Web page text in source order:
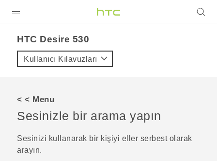
VIVE
VIVERSE
DESTEK
HTC Desire 530‎
Kullanıcı Kılavuzları
< < Menu
Sesinizle bir arama yapın
Sesinizi kullanarak bir kişiyi eller serbest olarak
arayın.